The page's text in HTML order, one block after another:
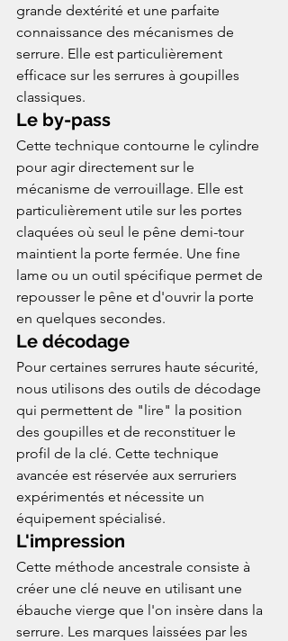
grande dextérité et une parfaite
connaissance des mécanismes de
serrure. Elle est particulièrement
efficace sur les serrures à goupilles
classiques.
Le by-pass
Cette technique contourne le cylindre
pour agir directement sur le
mécanisme de verrouillage. Elle est
particulièrement utile sur les portes
claquées où seul le pêne demi-tour
maintient la porte fermée. Une fine
lame ou un outil spécifique permet de
repousser le pêne et d'ouvrir la porte
en quelques secondes.
Le décodage
Pour certaines serrures haute sécurité,
nous utilisons des outils de décodage
qui permettent de "lire" la position
des goupilles et de reconstituer le
profil de la clé. Cette technique
avancée est réservée aux serruriers
expérimentés et nécessite un
équipement spécialisé.
L'impression
Cette méthode ancestrale consiste à
créer une clé neuve en utilisant une
ébauche vierge que l'on insère dans la
serrure. Les marques laissées par les